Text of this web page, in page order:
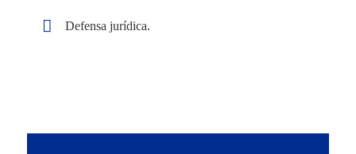
Defensa jurídica.